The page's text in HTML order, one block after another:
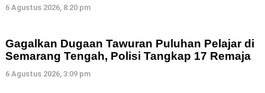
6 Agustus 2026, 8:20 pm
Gagalkan Dugaan Tawuran Puluhan Pelajar di
Semarang Tengah, Polisi Tangkap 17 Remaja
6 Agustus 2026, 3:09 pm